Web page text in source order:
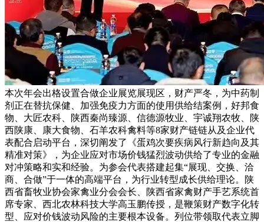
本次年会出格设置合做企业展览展现区，财产严冬，为中药制
剂正在替抗保健、加强免疫力方面的使用供给结案例，好邦食
物、大匠农科、陕西秦尚臻源、信德源牧业、宇诚翔农牧、陕
西陕康、康大食物、石羊农科禽料等8家财产链链从及企业代
表配合启动平台，深切阐发了《蛋鸡次要疾病风行新趋向及其
精准对策》，为企业应对市场价钱猛烈波动供给了专业的金融
对冲策略和实和经验。为参会代表搭建起集“展现、交换、洽
商、合做”于一体的高端平台，为行业转型成长供给理论。陕
西省畜牧业协会家禽业分会会长、陕西省家禽财产手艺系统首
席专家、西北农林科技大学高玉鹏传授，是鞭策财产数字化转
型、应对价钱波动风险的主要根本设备。列位带领取代表立脚